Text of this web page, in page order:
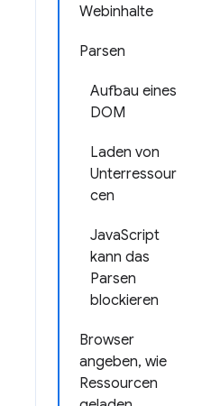
Webinhalte
Parsen
Aufbau eines
DOM
Laden von
Unterressour
cen
JavaScript
kann das
Parsen
blockieren
Browser
angeben, wie
Ressourcen